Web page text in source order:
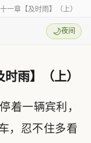
一章【及时雨】（上）
🌙夜间
雨】（上）
着一辆宾利，
，忍不住多看